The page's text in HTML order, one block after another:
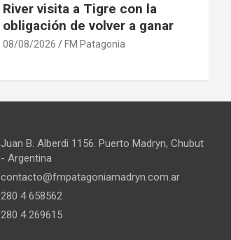
River visita a Tigre con la
obligación de volver a ganar
08/08/2026 FM Patagonia
Juan B. Alberdi 1156. Puerto Madryn, Chubut
- Argentina
contacto@fmpatagoniamadryn.com.ar
280 4 658562
280 4 269615